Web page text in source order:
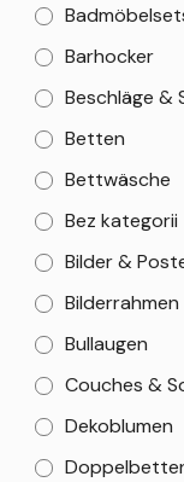
Barhocker
Beschläge &
Betten
Bettwäsche
Bez kategorii
Bilder &
Bilderrahmen
Bullaugen
Couches &
Dekoblumen